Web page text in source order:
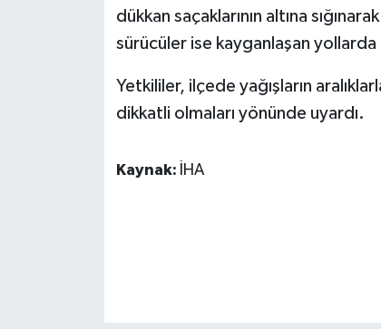
dükkan saçaklarının altına
sürücüler ise kayganlaşan
Yetkililer, ilçede yağışların
dikkatli olmaları yönünde uyardı.
Kaynak: İHA
İş Dünyası